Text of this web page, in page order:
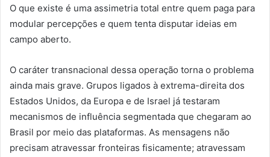
O que existe é uma assimetria total entre quem paga para
modular percepções e quem tenta disputar ideias em
campo aberto.
O caráter transnacional dessa operação torna o problema
ainda mais grave. Grupos ligados à extrema-direita dos
Estados Unidos, da Europa e de Israel já testaram
mecanismos de influência segmentada que chegaram ao
Brasil por meio das plataformas. As mensagens não
precisam atravessar fronteiras fisicamente; atravessam